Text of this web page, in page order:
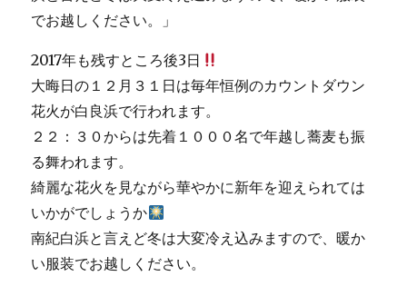
2017年も残すところ後3日
大晦日の１２月３１日は毎年恒例のカウントダウン
花火が白良浜で行われます。
２２：３０からは先着１０００名で年越し蕎麦も振
る舞われます。
綺麗な花火を見ながら華やかに新年を迎えられては
いかがでしょうか
南紀白浜と言えど冬は大変冷え込みますので、暖か
い服装でお越しください。